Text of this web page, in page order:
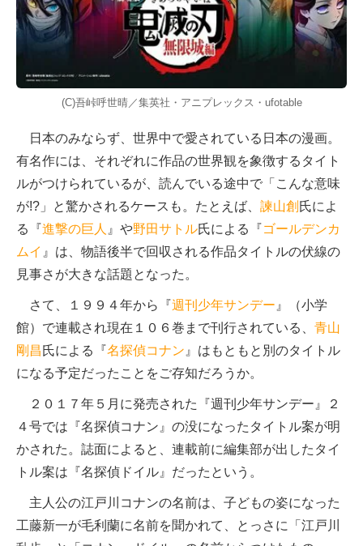
(C)吾峠呼世晴／集英社・アニプレックス・ufotable
日本のみならず、世界中で愛されている日本の漫画。
有名作には、それぞれに作品の世界観を象徴するタイト
ルがつけられているが、読んでいる途中で「こんな意味
が!?」と驚かされるケースも。たとえば、 諫山創 氏によ
る『進撃の巨人 』や野田サトル氏による『ゴールデンカ
ムイ 』は、物語後半で回収される作品タイトルの伏線の
見事さが大きな話題となった。
さて、１９９４年から『週刊少年サンデー 』（小学
館）で連載され現在１０６巻まで刊行されている、 青山
剛昌 氏による『名探偵コナン 』はもともと別のタイトル
になる予定だったことをご存知だろうか。
２０１７年５月に発売された『週刊少年サンデー』２
４号では『名探偵コナン』の没になったタイトル案が明
かされた。誌面によると、連載前に編集部が出したタイ
トル案は『名探偵ドイル』だったという。
主人公の江戸川コナンの名前は、子どもの姿になった
工藤新一が毛利蘭に名前を聞かれて、とっさに「江戸川